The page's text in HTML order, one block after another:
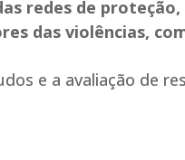
redes de
das violências,
e a avaliação de